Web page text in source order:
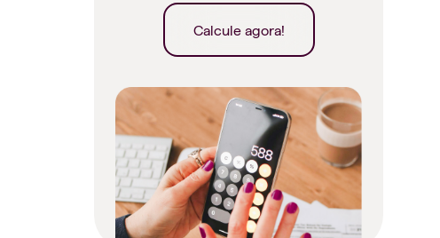
Calcule agora!